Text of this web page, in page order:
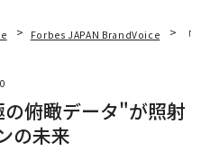
Forbes JAPAN BrandVoice 「
の俯瞰データ"が照射
の未来